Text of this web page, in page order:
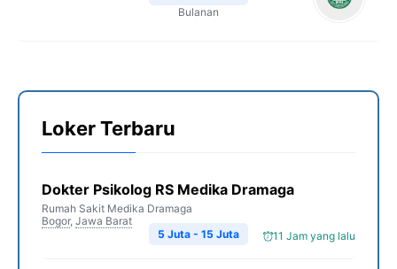
Bulanan
Loker Terbaru
Dokter Psikolog RS Medika Dramaga
Rumah Sakit Medika Dramaga
Bogor, Jawa Barat
11 Jam yang lalu
5 Juta - 15 Juta